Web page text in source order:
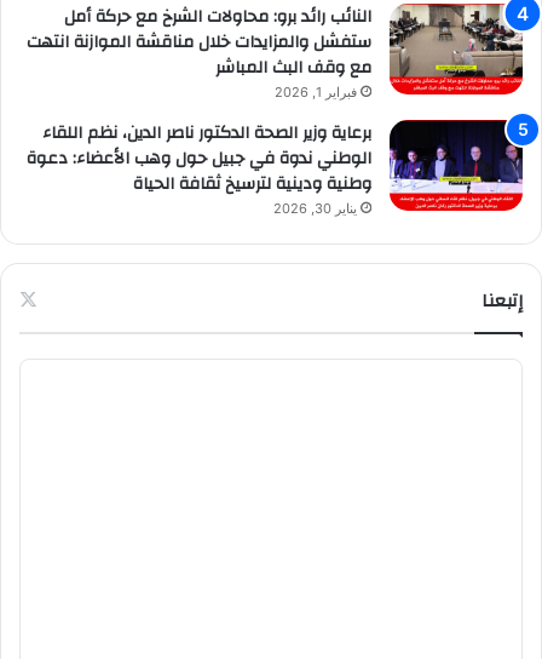
النائب رائد برو: محاولات الشرخ مع حركة أمل
ستفشل والمزايدات خلال مناقشة الموازنة انتهت
مع وقف البث المباشر
فبراير 1, 2026
برعاية وزير الصحة الدكتور ناصر الدين، نظم اللقاء
الوطني ندوة في جبيل حول وهب الأعضاء: دعوة
وطنية ودينية لترسيخ ثقافة الحياة
يناير 30, 2026
إتبعنا